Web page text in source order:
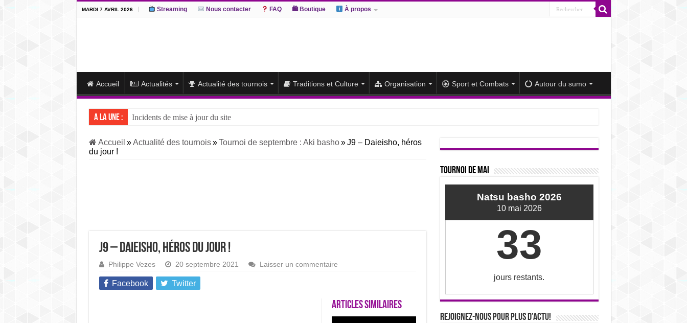
MARDI 7 AVRIL 2026 Streaming Nous contacter FAQ 🛍 Boutique À propos
Accueil Actualités Actualité des tournois Traditions et Culture Organisation Sport et Combats Autour du sumo
A la une :
Incidents de mise à jour du site
J13 – Aonishiki conserve la tête du classement et poursuit sa série de victoires face à un Hoshoryu diminué
Accueil » Actualité des tournois » Tournoi de septembre : Aki basho » J9 – Daieisho, héros
du jour !
J9 – Daieisho, héros du jour !
Philippe Vezes 20 septembre 2021 Laisser un commentaire
Facebook Twitter
Articles similaires
Tournoi de mai
Natsu basho 2026
10 mai 2026
33
jours restants.
Rejoignez-nous pour plus d’actu!